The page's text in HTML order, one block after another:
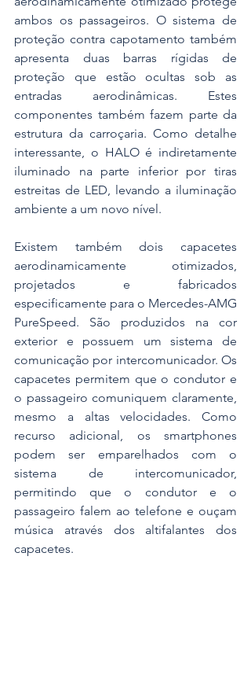
ambos os passageiros. O sistema de
proteção contra capotamento também
apresenta duas barras rígidas de
proteção que estão ocultas sob as
entradas aerodinâmicas. Estes
componentes também fazem parte da
estrutura da carroçaria. Como detalhe
interessante, o HALO é indiretamente
iluminado na parte inferior por tiras
estreitas de LED, levando a iluminação
ambiente a um novo nível.
Existem também dois capacetes
aerodinamicamente otimizados,
projetados e fabricados
especificamente para o Mercedes-AMG
PureSpeed. São produzidos na cor
exterior e possuem um sistema de
comunicação por intercomunicador. Os
capacetes permitem que o condutor e
o passageiro comuniquem claramente,
mesmo a altas velocidades. Como
recurso adicional, os smartphones
podem ser emparelhados com o
sistema de intercomunicador,
permitindo que o condutor e o
passageiro falem ao telefone e ouçam
música através dos altifalantes dos
capacetes.